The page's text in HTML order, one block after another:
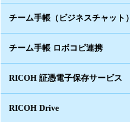
チーム手帳（ビジネスチャット）
チーム手帳 ロボコピ連携
RICOH 証憑電子保存サービス
RICOH Drive